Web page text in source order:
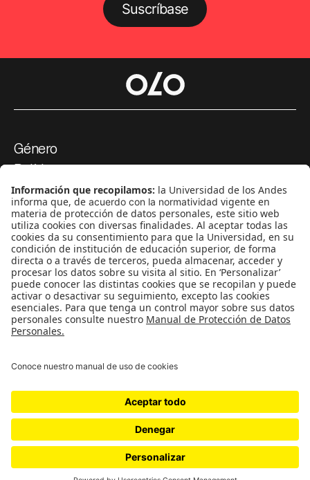
Suscríbase
Género
Política
Cultura
Medio ambiente
Medios y periodismo
Ciudad
Movilización social
¿Quiénes somos?
SÍGUENOS